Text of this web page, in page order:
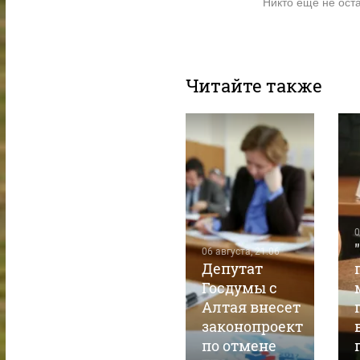
Читайте также
06 августа, 21:06
Депутат
Госдумы с
Алтая внесет
законопроект
по отмене